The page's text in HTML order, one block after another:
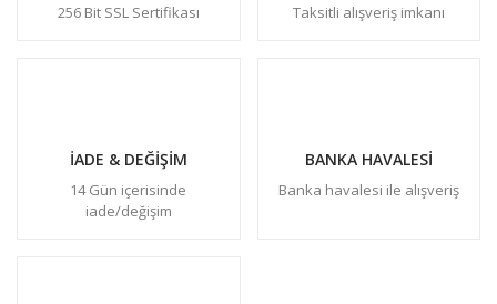
256 Bit SSL Sertifikası Taksitli alışveriş imkanı
İADE & DEĞİŞİM
14 Gün içerisinde
iade/değişim
BANKA HAVALESİ
Banka havalesi ile alışveriş